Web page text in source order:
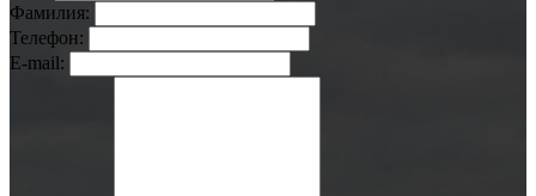
Фамилия:
Телефон:
E-mail: